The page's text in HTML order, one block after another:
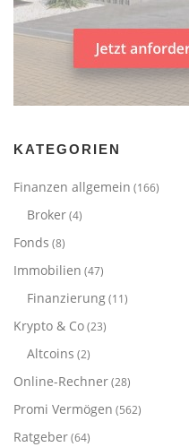
KATEGORIEN
Finanzen allgemein (166)
Broker(4)
Fonds (8)
Immobilien (47)
Finanzierung(11)
Krypto & Co(23)
Altcoins (2)
Online-Rechner(28)
Promi Vermögen (562)
Ratgeber(64)